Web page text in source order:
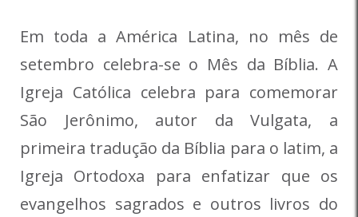
Em toda a América Latina, no mês de
setembro celebra-se o Mês da Bíblia. A
Igreja Católica celebra para comemorar
São Jerônimo, autor da Vulgata, a
primeira tradução da Bíblia para o latim, a
Igreja Ortodoxa para enfatizar que os
evangelhos sagrados e outros livros do